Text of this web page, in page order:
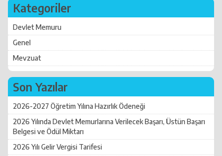
Kategoriler
Devlet Memuru
Genel
Mevzuat
Son Yazılar
2026-2027 Öğretim Yılına Hazırlık Ödeneği
2026 Yılında Devlet Memurlarına Verilecek Başarı, Üstün Başarı
Belgesi ve Ödül Miktarı
2026 Yılı Gelir Vergisi Tarifesi